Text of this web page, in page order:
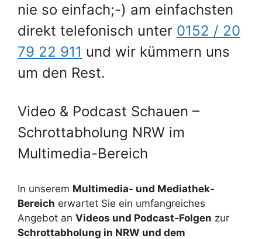
nie so einfach;-) am einfachsten
direkt telefonisch unter 0152 / 20
79 22 911 und wir kümmern uns
um den Rest.
Video & Podcast Schauen –
Schrottabholung NRW im
Multimedia-Bereich
In unserem Multimedia- und Mediathek-
Bereich erwartet Sie ein umfangreiches
Angebot an Videos und Podcast-Folgen zur
Schrottabholung in NRW und dem